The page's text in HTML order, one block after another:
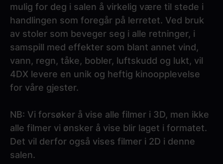
mulig for deg i salen å virkelig være til stede i
handlingen som foregår på lerretet. Ved bruk
av stoler som beveger seg i alle retninger, i
samspill med effekter som blant annet vind,
vann, regn, tåke, bobler, luftskudd og lukt, vil
4DX levere en unik og heftig kinoopplevelse
for våre gjester.
NB: Vi forsøker å vise alle filmer i 3D, men ikke
alle filmer vi ønsker å vise blir laget i formatet.
Det vil derfor også vises filmer i 2D i denne
salen.